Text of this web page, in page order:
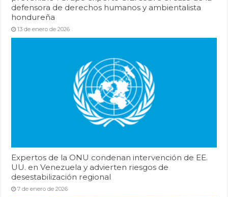
defensora de derechos humanos y ambientalista
hondureña
13 de enero de 2026
Expertos de la ONU condenan intervención de EE.
UU. en Venezuela y advierten riesgos de
desestabilización regional
7 de enero de 2026